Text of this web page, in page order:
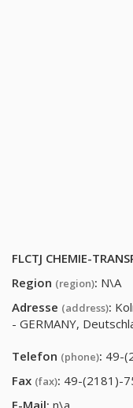
FLCTJ CHEMIE-
Region (region): N\A
Adresse (address):
- GERMANY,
Telefon (phone): 49-
Fax (fax): 49-(2181)-
E-Mail: n\a